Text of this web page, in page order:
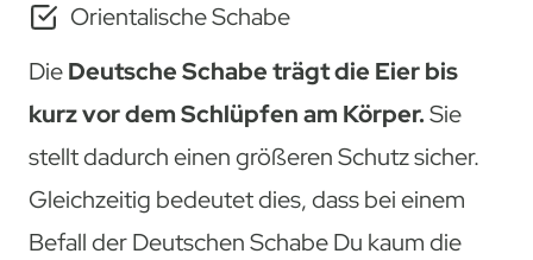
Orientalische Schabe
DieDeutsche Schabe trägt die Eier bis
kurz vor dem Schlüpfen am Körper.Sie
stellt dadurch einen größeren Schutz sicher.
Gleichzeitig bedeutet dies, dass bei einem
Befall der Deutschen Schabe Du kaum die